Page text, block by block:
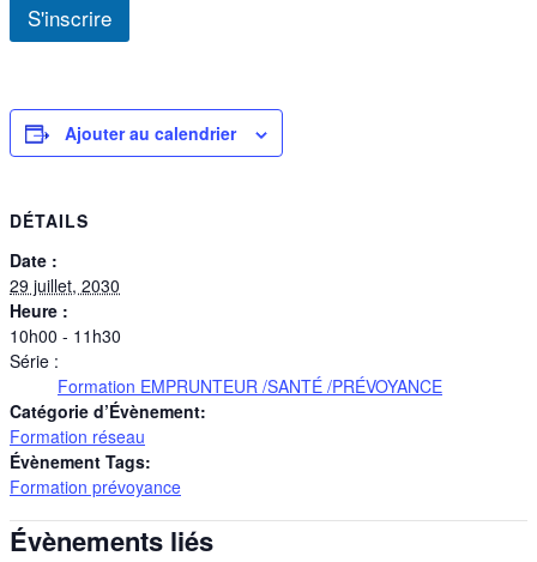
S'inscrire
Ajouter au calendrier
DÉTAILS
Date :
29 juillet, 2030
Heure :
10h00 - 11h30
Série :
Formation EMPRUNTEUR /SANTÉ /PRÉVOYANCE
Catégorie d’Évènement:
Formation réseau
Évènement Tags:
Formation prévoyance
Évènements liés